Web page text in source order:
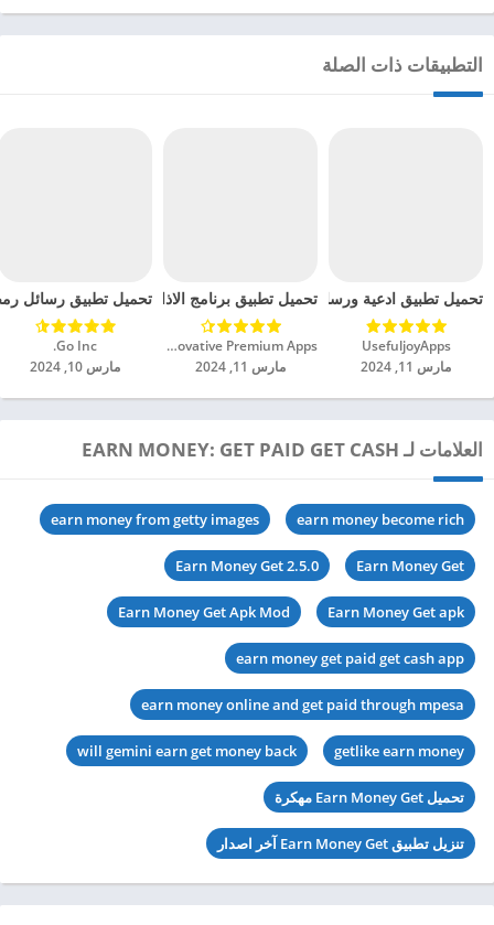
التطبيقات ذات الصلة
تحميل تطبيق ادعية ورسائل شهر رمضان مهكر للاندرويد 2024
UsefuljoyApps‏
مارس 11, 2024
تحميل تطبيق برنامج الاذان و القران الكريم مهكر
Innovative Premium Apps‏
مارس 11, 2024
تحميل تطبيق رسائل
Go Inc.‏
مارس 10, 2024
العلامات لـ EARN MONEY: GET PAID GET CASH
earn money become rich
earn money from getty images
Earn Money Get
Earn Money Get 2.5.0
Earn Money Get apk
Earn Money Get Apk Mod
earn money get paid get cash app
earn money online and get paid through mpesa
getlike earn money
will gemini earn get money back
تحميل Earn Money Get مهكرة
تنزيل تطبيق Earn Money Get آخر اصدار